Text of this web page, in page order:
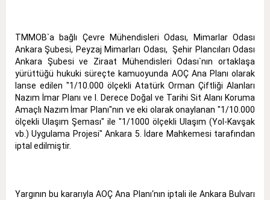
TMMOB`a bağlı Çevre Mühendisleri Odası, Mimarlar Odası
Ankara Şubesi, Peyzaj Mimarları Odası, Şehir Plancıları Odası
Ankara Şubesi ve Ziraat Mühendisleri Odası`nın ortaklaşa
yürüttüğü hukuki süreçte kamuoyunda AOÇ Ana Planı olarak
lanse edilen "1/10.000 ölçekli Atatürk Orman Çiftliği Alanları
Nazım İmar Planı ve I. Derece Doğal ve Tarihi Sit Alanı Koruma
Amaçlı Nazım İmar Planı"nın ve eki olarak onaylanan "1/10.000
ölçekli Ulaşım Şeması" ile "1/1000 ölçekli Ulaşım (Yol-Kavşak
vb.) Uygulama Projesi" Ankara 5. İdare Mahkemesi tarafından
iptal edilmiştir.
Yargının bu kararıyla AOÇ Ana Planı‘nın iptali ile Ankara Bulvarı